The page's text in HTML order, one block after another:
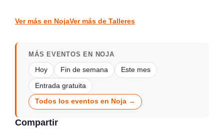
Ver más en NojaVer más de Talleres
MÁS EVENTOS EN NOJA
Hoy Fin de semana Este mes
Entrada gratuita
Todos los eventos en Noja →
Compartir